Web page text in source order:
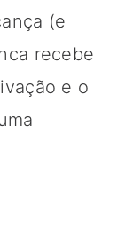
(e
recebe
e o